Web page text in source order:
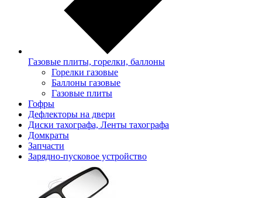
Газовые плиты, горелки, баллоны
Горелки газовые
Баллоны газовые
Газовые плиты
Гофры
Дефлекторы на двери
Диски тахографа, Ленты тахографа
Домкраты
Запчасти
Зарядно-пусковое устройство